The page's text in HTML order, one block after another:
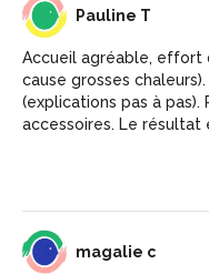
PT Pauline T
Accueil agréable, effort
cause grosses
(explications pas à
accessoires. Le résultat
MC magalie c